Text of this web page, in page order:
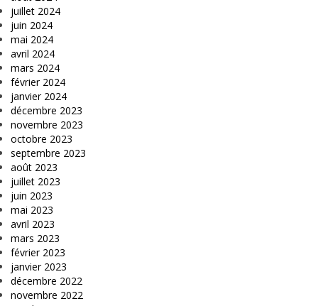
juillet 2024
juin 2024
mai 2024
avril 2024
mars 2024
février 2024
janvier 2024
décembre 2023
novembre 2023
octobre 2023
septembre 2023
août 2023
juillet 2023
juin 2023
mai 2023
avril 2023
mars 2023
février 2023
janvier 2023
décembre 2022
novembre 2022